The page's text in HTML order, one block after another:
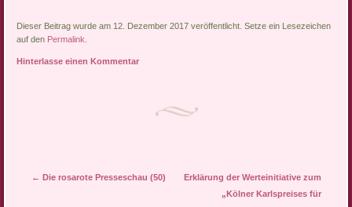
ziehen würde. Wirklich
nicht. Warum nicht,
Dieser Beitrag wurde am 12. Dezember 2017 veröffentlicht. Setze ein Lesezeichen
auf den Permalink
Hinterlasse einen Kommentar
Artikel-Navigation
← Die rosarote Presseschau (50)
Erklärung der Werteinitiative zum
„Kölner Karlspreises für